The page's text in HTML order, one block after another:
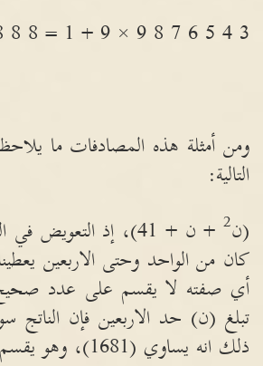
3 4 5 6 7 8 9 × 9 + 1 = 8 8 8 8 8 8 8 8
ومن أمثلة هذه المصادفات ما
التالية:
(ن2
+ ن+ 41) ، إذ التعويض في
كان من الواحد وحتى الاربعين
أي صفته لا يقسم على عدد
تبلغ (ن) حد الاربعين فإن الناتج
ذلك انه يساوي (1681) ، وهو